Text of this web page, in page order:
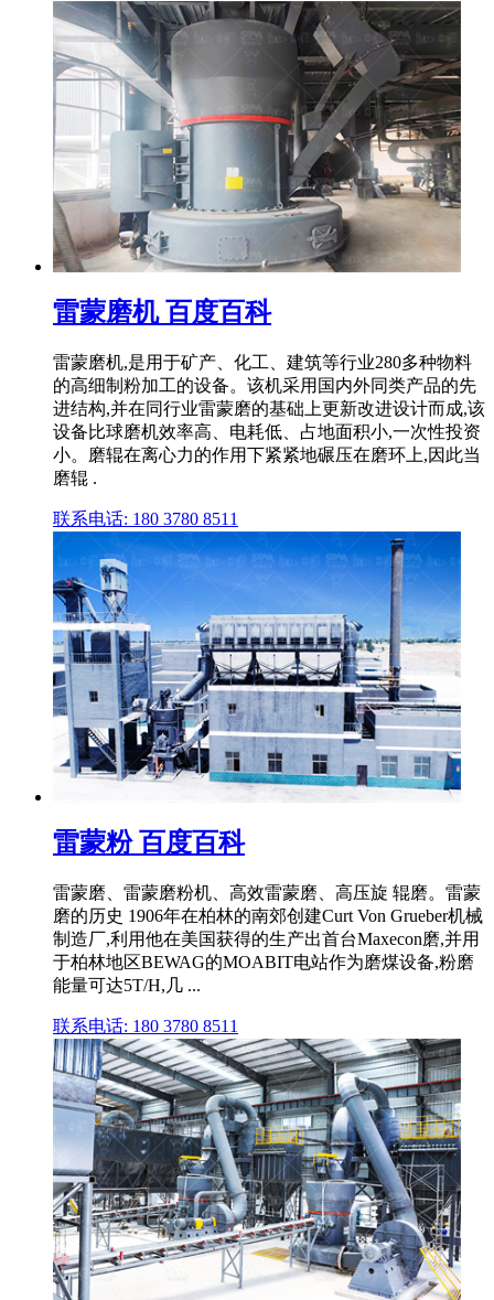
雷蒙磨机 百度百科
雷蒙磨机,是用于矿产、化工、建筑等行业280多种物料
的高细制粉加工的设备。该机采用国内外同类产品的先
进结构,并在同行业雷蒙磨的基础上更新改进设计而成,该
设备比球磨机效率高、电耗低、占地面积小,一次性投资
小。磨辊在离心力的作用下紧紧地碾压在磨环上,因此当
磨辊 .
联系电话: 180 3780 8511
雷蒙粉 百度百科
雷蒙磨、雷蒙磨粉机、高效雷蒙磨、高压旋 辊磨。雷蒙
磨的历史 1906年在柏林的南郊创建Curt Von Grueber机械
制造厂,利用他在美国获得的生产出首台Maxecon磨,并用
于柏林地区BEWAG的MOABIT电站作为磨煤设备,粉磨
能量可达5T/H,几 ...
联系电话: 180 3780 8511